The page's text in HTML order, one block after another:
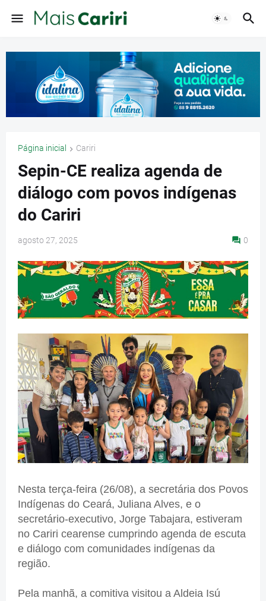
Página inicial Cariri
Sepin-CE realiza agenda de
diálogo com povos indígenas
do Cariri
agosto 27, 2025 0
Nesta terça-feira (26/08), a secretária dos Povos
Indígenas do Ceará, Juliana Alves, e o
secretário-executivo, Jorge Tabajara, estiveram
no Cariri cearense cumprindo agenda de escuta
e diálogo com comunidades indígenas da
região.
Pela manhã, a comitiva visitou a Aldeia Isú